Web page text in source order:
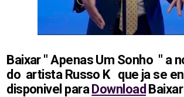
Baixar " Apenas Um Sonho " a
do artista Russo K que ja se
disponivel paraDownload Baixar